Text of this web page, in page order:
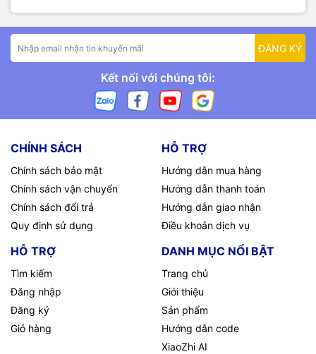
ĐĂNG KÝ
Kết nối với chúng tôi:
CHÍNH SÁCH
Chính sách bảo mật
Chính sách vận chuyển
Chính sách đổi trả
Quy định sử dụng
HỖ TRỢ
Hướng dẫn mua hàng
Hướng dẫn thanh toán
Hướng dẫn giao nhận
Điều khoản dịch vụ
HỖ TRỢ
Tìm kiếm
Đăng nhập
Đăng ký
Giỏ hàng
DANH MỤC NỔI BẬT
Trang chủ
Giới thiệu
Sản phẩm
Hướng dẫn code
XiaoZhi AI